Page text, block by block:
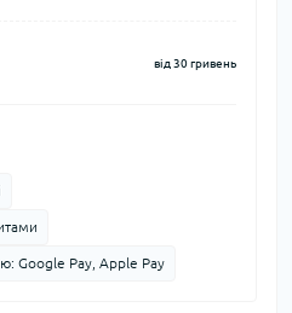
від 30 гривень
Google Pay, Apple Pay